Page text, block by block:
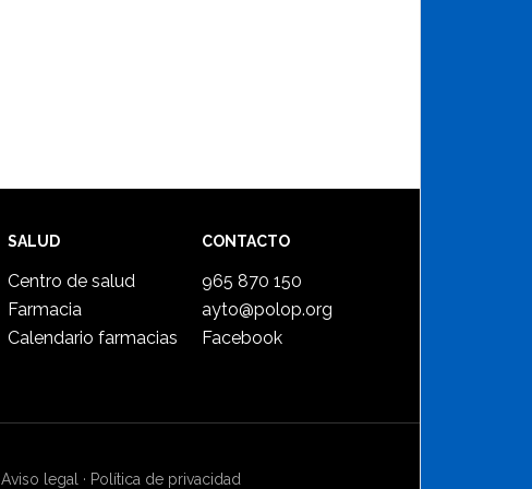
SALUD
Centro de salud
Farmacia
Calendario farmacias
CONTACTO
965 870 150
ayto@polop.org
Facebook
Aviso legal · Política de privacidad